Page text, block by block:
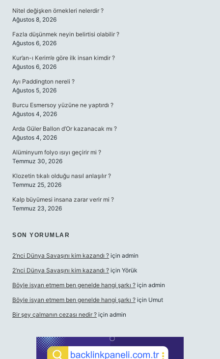
Nitel değişken örnekleri nelerdir ?
Ağustos 8, 2026
Fazla düşünmek neyin belirtisi olabilir ?
Ağustos 6, 2026
Kur’an-ı Kerim’e göre ilk insan kimdir ?
Ağustos 6, 2026
Ayı Paddington nereli ?
Ağustos 5, 2026
Burcu Esmersoy yüzüne ne yaptırdı ?
Ağustos 4, 2026
Arda Güler Ballon d’Or kazanacak mı ?
Ağustos 4, 2026
Alüminyum folyo ısıyı geçirir mi ?
Temmuz 30, 2026
Klozetin tıkalı olduğu nasıl anlaşılır ?
Temmuz 25, 2026
Kalp büyümesi insana zarar verir mi ?
Temmuz 23, 2026
SON YORUMLAR
2’nci Dünya Savaşını kim kazandı ? için admin
2’nci Dünya Savaşını kim kazandı ? için Yörük
Böyle isyan etmem ben genelde hangi şarkı ? için admin
Böyle isyan etmem ben genelde hangi şarkı ? için Umut
Bir şey çalmanın cezası nedir ? için admin